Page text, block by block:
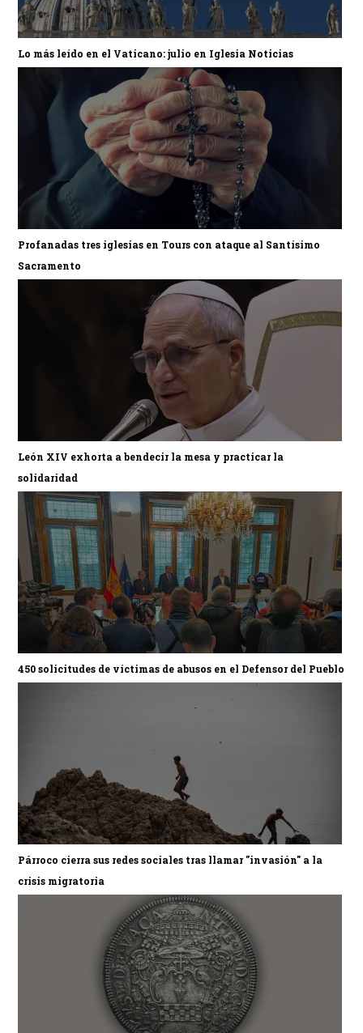
Lo más leído en el Vaticano: julio en Iglesia Noticias
Profanadas tres iglesias en Tours con ataque al Santísimo
Sacramento
León XIV exhorta a bendecir la mesa y practicar la
solidaridad
450 solicitudes de víctimas de abusos en el Defensor del Pueblo
Párroco cierra sus redes sociales tras llamar "invasión" a la
crisis migratoria